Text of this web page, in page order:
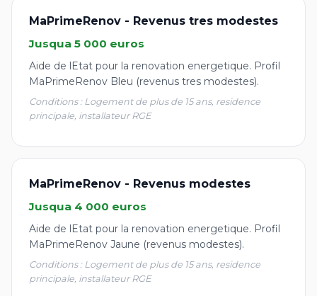
MaPrimeRenov - Revenus tres modestes
Jusqua 5 000 euros
Aide de lEtat pour la renovation energetique. Profil
MaPrimeRenov Bleu (revenus tres modestes).
Conditions : Logement de plus de 15 ans, residence
principale, installateur RGE
MaPrimeRenov - Revenus modestes
Jusqua 4 000 euros
Aide de lEtat pour la renovation energetique. Profil
MaPrimeRenov Jaune (revenus modestes).
Conditions : Logement de plus de 15 ans, residence
principale, installateur RGE